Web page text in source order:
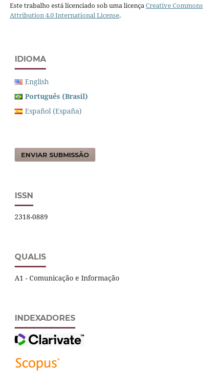
Este trabalho está licenciado sob uma licençaCreative Commons
Attribution 4.0 International License.
IDIOMA
English
Português (Brasil)
Español (España)
ENVIAR SUBMISSÃO
ISSN
2318-0889
QUALIS
A1 - Comunicação e Informação
INDEXADORES